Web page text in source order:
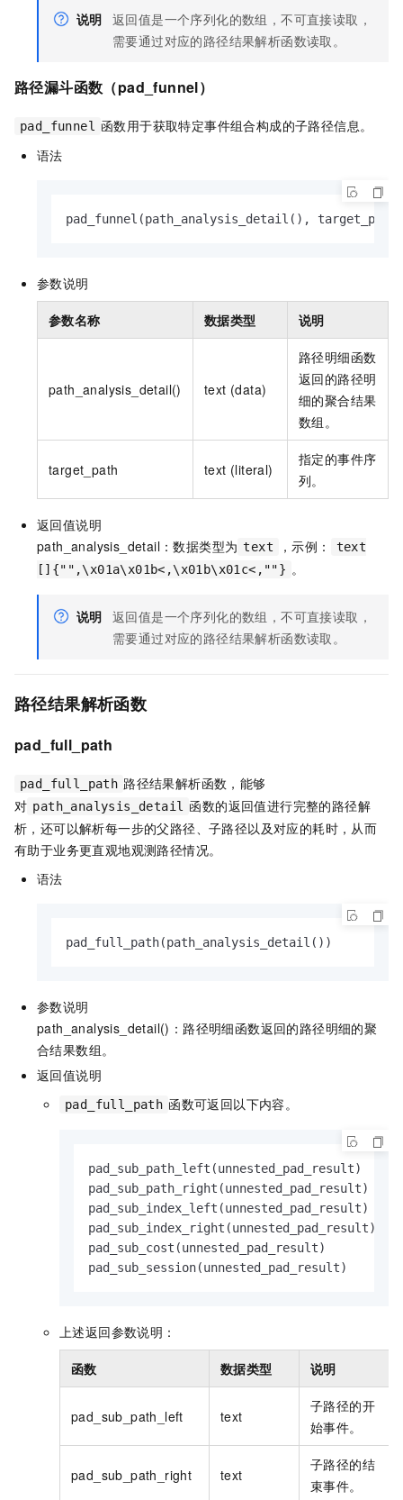
说明 返回值是一个序列化的数组，不可直接读取，
需要通过对应的路径结果解析函数读取。
路径漏斗函数（pad_funnel）
pad_funnel
函数用于获取特定事件组合构成的子路径信息。
语法
pad_funnel(path_analysis_detail(), target_path)
参数说明
参数名称 数据类型 说明
path_analysis_detail() text (data)
路径明细函数
返回的路径明
细的聚合结果
数组。
target_path text (literal)
指定的事件序
列。
返回值说明
path_analysis_detail：数据类型为 text ，示例：
text
[]{"",\x01a\x01b<,\x01b\x01c<,""} 。
说明 返回值是一个序列化的数组，不可直接读取，
需要通过对应的路径结果解析函数读取。
路径结果解析函数
pad_full_path
pad_full_path 路径结果解析函数，能够
对 path_analysis_detail
函数的返回值进行完整的路径解
析，还可以解析每一步的父路径、子路径以及对应的耗时，从而
有助于业务更直观地观测路径情况。
语法
pad_full_path(path_analysis_detail())
参数说明
path_analysis_detail()：路径明细函数返回的路径明细的聚
合结果数组。
返回值说明
pad_full_path 函数可返回以下内容。
pad_sub_path_left(unnested_pad_result)
pad_sub_path_right(unnested_pad_result)
pad_sub_index_left(unnested_pad_result)
pad_sub_index_right(unnested_pad_result)
pad_sub_cost(unnested_pad_result)
pad_sub_session(unnested_pad_result)
上述返回参数说明：
函数 数据类型 说明
pad_sub_path_left text
子路径的开
始事件。
pad_sub_path_right text
子路径的结
束事件。